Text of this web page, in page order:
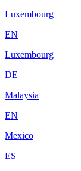
Luxembourg
EN
Luxembourg
DE
Malaysia
EN
Mexico
ES